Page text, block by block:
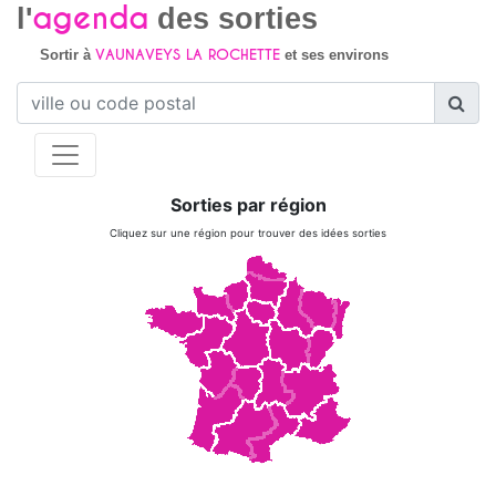
l'agenda des sorties
Sortir à VAUNAVEYS LA ROCHETTEet ses environs
Sorties par région
Cliquez sur une région pour trouver des idées sorties